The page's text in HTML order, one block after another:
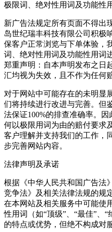
极限词、绝对性用词及功能性
新广告法规定所有页面不得出
岛世纪瑞丰科技有限公司积极
保客户正常浏览与下单体验，
词、绝对性用词及功能性用词
郑重声明：自本声明发布之日
汇均视为失效，且不作为任何
对于网站中可能存在的未明显
们将持续进行改进与完善。但
法保证100%的排查准确率。
何以极限用词为由的赔付要求
客户理解并支持我们的工作，
步完善网站内容。
法律声明及承诺
根据《中华人民共和国广告法
竞争法》及相关法律法规的规
在本网站及相关服务中可能使
性用词（如“顶级”、“最佳”、
的特点或优势，但绝不构成对